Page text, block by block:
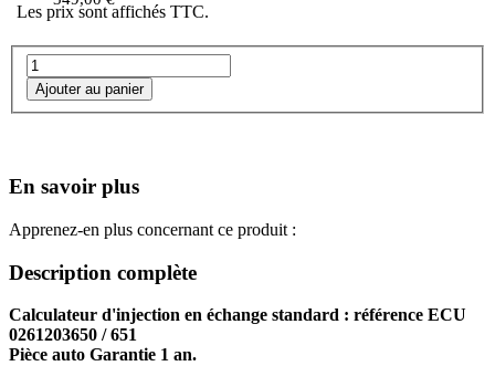
Les prix sont affichés TTC.
En savoir plus
Apprenez-en plus concernant ce produit :
Description complète
Calculateur d'injection en échange standard : référence ECU
0261203650 / 651
Pièce auto Garantie 1 an.